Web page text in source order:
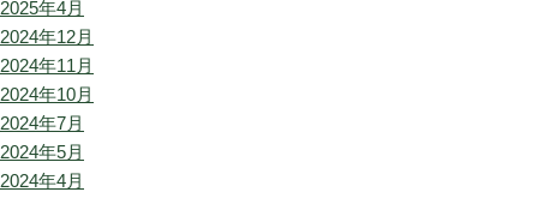
2025年4月
2024年12月
2024年11月
2024年10月
2024年7月
2024年5月
2024年4月